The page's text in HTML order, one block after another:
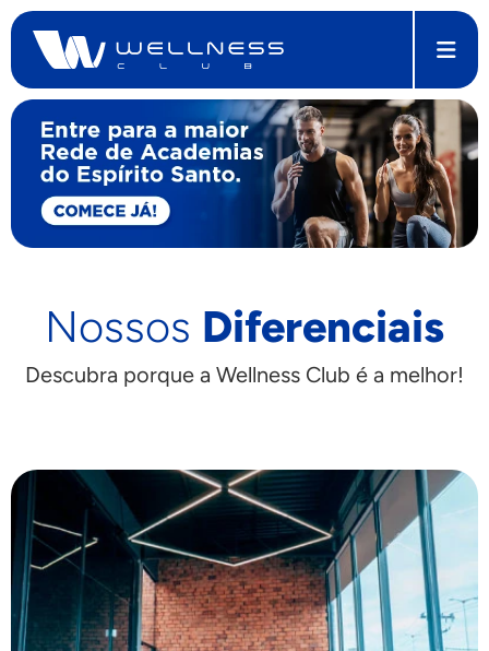
Nossos Diferenciais
Descubra porque a Wellness Club é a melhor!